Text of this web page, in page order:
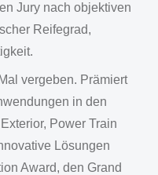
Jury nach objektiven
Reifegrad,
vergeben. Prämiert
in den
Power Train
Lösungen
Award, den Grand